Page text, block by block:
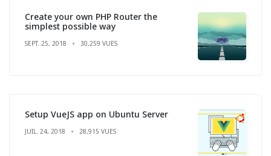
Create your own PHP Router the
simplest possible way
SEPT. 25, 2018 30,259 VUES
Setup VueJS app on Ubuntu Server
JUIL. 24, 2018 28,915 VUES